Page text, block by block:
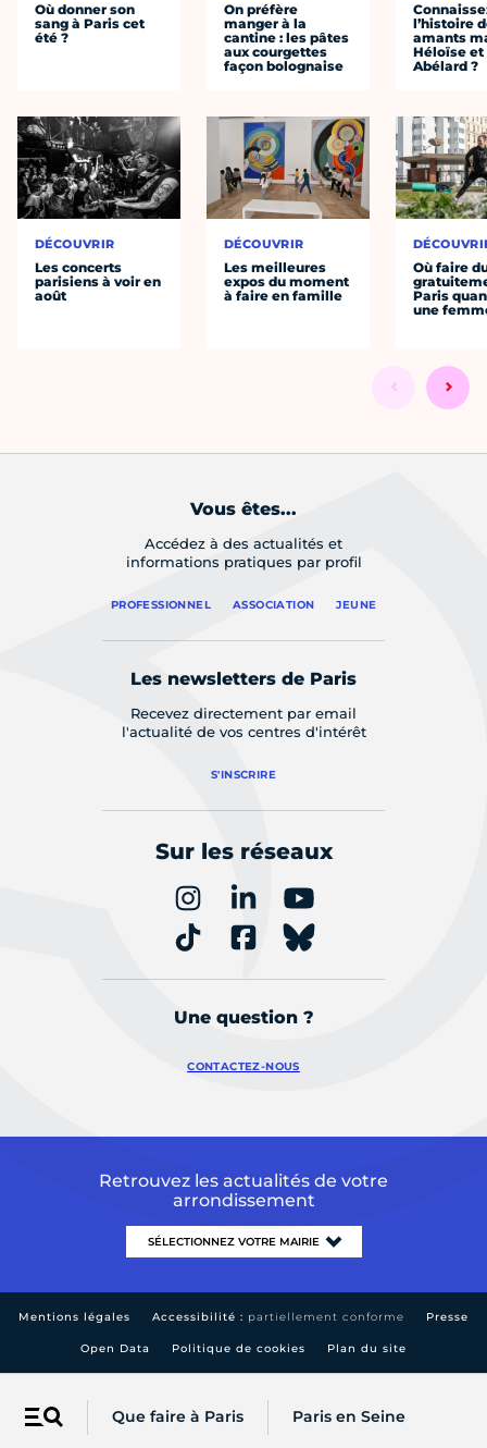
Menu Que faire à Paris Paris en Seine
Où donner son
sang à Paris cet
été ?
DÉCOUVRIR
Les concerts
parisiens à voir en
août
On préfère
manger à la
cantine : les pâtes
aux courgettes
façon bolognaise
DÉCOUVRIR
Les meilleures
expos du moment
à faire en famille
l’histoire
amants
Héloïse et
Abélard ?
Où faire
Paris
une
Vous êtes...
Accédez à des actualités et
informations pratiques par profil
PROFESSIONNEL ASSOCIATION JEUNE
Les newsletters de Paris
Recevez directement par email
l'actualité de vos centres d'intérêt
S'INSCRIRE
Sur les réseaux
Une question ?
CONTACTEZ-NOUS
Retrouvez les actualités de votre
arrondissement
Mentions légales Accessibilité : partiellement conforme Presse
Open Data Politique de cookies Plan du site